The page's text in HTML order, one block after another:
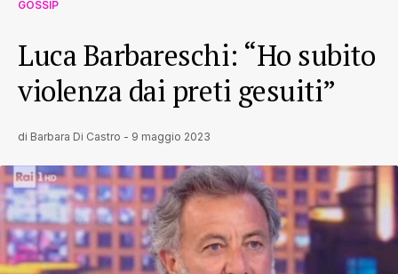
GOSSIP
Luca Barbareschi: “Ho subito
violenza dai preti gesuiti”
di Barbara Di Castro - 9 maggio 2023